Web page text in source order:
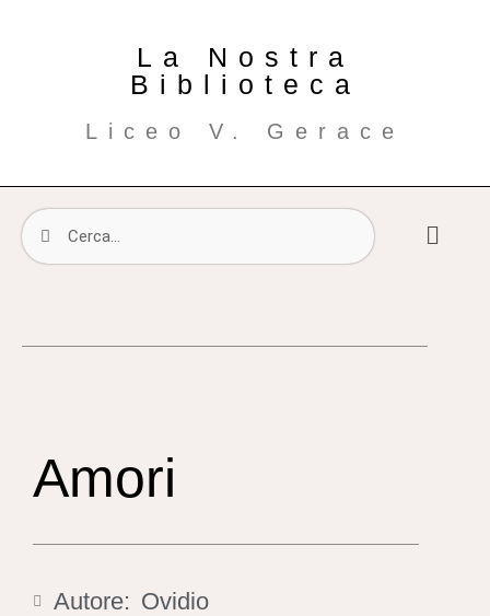
La Nostra
Biblioteca
Liceo V. Gerace
Amori
Autore: Ovidio